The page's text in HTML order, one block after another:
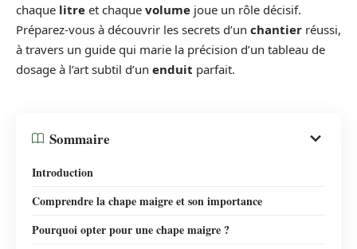
chaque litre et chaque volume joue un rôle décisif.
Préparez-vous à découvrir les secrets d’un chantier réussi,
à travers un guide qui marie la précision d’un tableau de
dosage à l’art subtil d’un enduit parfait.
Sommaire
Introduction
Comprendre la chape maigre et son importance
Pourquoi opter pour une chape maigre ?